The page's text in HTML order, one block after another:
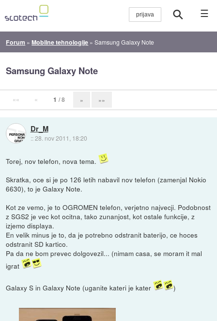
☰
Forum »Mobilne tehnologije »Samsung Galaxy Note
Samsung Galaxy Note
«« « 1 / 8 » »»
Dr_M
::28. nov 2011, 18:20
Torej, nov telefon, nova tema.
Skratka, oce si je po 126 letih nabavil nov telefon (zamenjal Nokio
6630), to je Galaxy Note.
Kot ze vemo, je to OGROMEN telefon, verjetno najvecji. Podobnost
z SGS2 je vec kot ocitna, tako zunanjost, kot ostale funkcije, z
izjemo displaya.
En velik minus je to, da je potrebno odstranit baterijo, ce hoces
odstranit SD kartico.
Pa da ne bom prevec dolgovezil... (nimam casa, se moram it mal
igrat
Galaxy S in Galaxy Note (uganite kateri je kater )